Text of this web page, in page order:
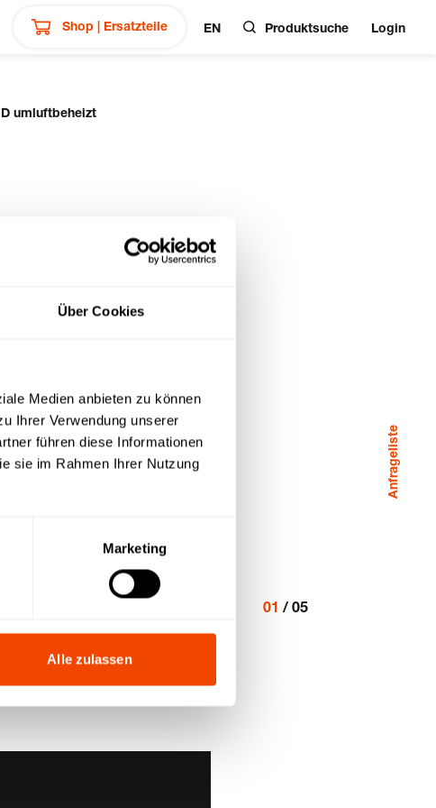
Über Cookies
Medien anbieten zu können
Ihrer Verwendung unserer
führen diese Informationen
sie im Rahmen Ihrer Nutzung
Marketing
Alle zulassen
Shop | Ersatzteile EN Produktsuche Login
umluftbeheizt
01 / 05
Anfrageliste